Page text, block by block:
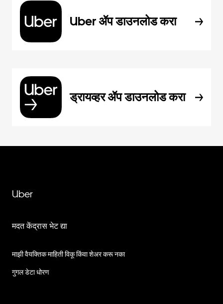
Uber ॲप डाउनलोड करा
ड्रायव्हर ॲप डाउनलोड करा
Uber
मदत केंद्रास भेट द्या
माझी वैयक्तिक माहिती विकू किंवा शेअर करू नका
गुगल डेटा धोरण